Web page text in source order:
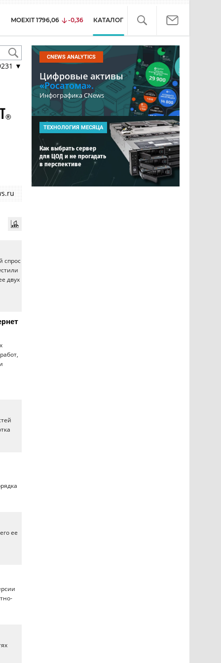
MOEXIT 1796,06 -0,36 КАТАЛОГ
▼
спрос
двух
ее
CNEWS ANALYTICS
Цифровые активы
«Росатома».
Инфографика CNews
ТЕХНОЛОГИЯ МЕСЯЦА
Как выбрать сервер
для ЦОД и не прогадать
в перспективе